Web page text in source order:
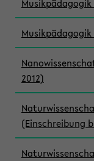
Musikpädagogik
2012)
(Einschreibung